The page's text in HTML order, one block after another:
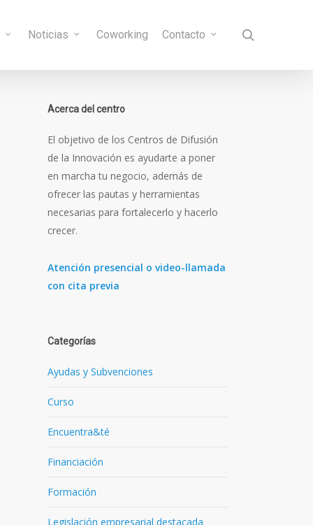
Noticias Coworking Contacto
Acerca del centro
El objetivo de los Centros de Difusión
de la Innovación es ayudarte a poner
en marcha tu negocio, además de
ofrecer las pautas y herramientas
necesarias para fortalecerlo y hacerlo
crecer.
Atención presencial o video-llamada
con cita previa
Categorías
Ayudas y Subvenciones
Curso
Encuentra&té
Financiación
Formación
Legislación empresarial destacada